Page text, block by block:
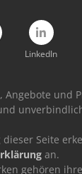
LinkedIn
und
Seite
an.
gehören